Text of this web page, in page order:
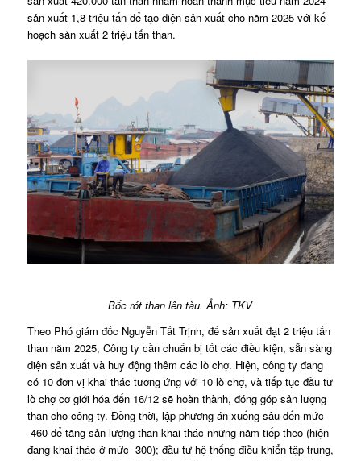
sản xuất 1,8 triệu tấn để tạo diện sản xuất cho năm 2025 với kế
hoạch sản xuất 2 triệu tấn than.
Bốc rót than lên tàu. Ảnh: TKV
Theo Phó giám đốc Nguyễn Tất Trịnh, để sản xuất đạt 2 triệu tấn
than năm 2025, Công ty cần chuẩn bị tốt các điều kiện, sẵn sàng
diện sản xuất và huy động thêm các lò chợ. Hiện, công ty đang
có 10 đơn vị khai thác tương ứng với 10 lò chợ, và tiếp tục đầu tư
lò chợ cơ giới hóa đến 16/12 sẽ hoàn thành, đóng góp sản lượng
than cho công ty. Đồng thời, lập phương án xuống sâu đến mức
-460 để tăng sản lượng than khai thác những năm tiếp theo (hiện
đang khai thác ở mức -300); đầu tư hệ thống điều khiển tập trung,